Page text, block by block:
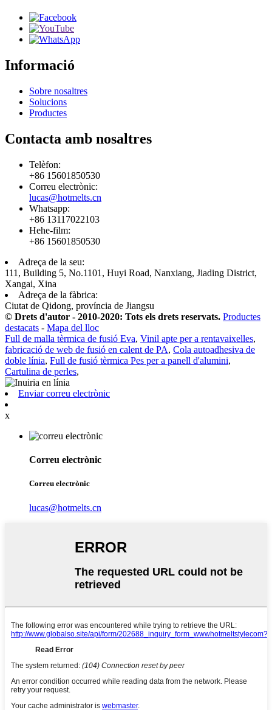
Informació
Sobre nosaltres
Solucions
Productes
Contacta amb nosaltres
Telèfon:
+86 15601850530
Correu electrònic:
lucas@hotmelts.cn
Whatsapp:
+86 13117022103
Hehe-film:
+86 15601850530
Adreça de la seu:
111, Building 5, No.1101, Huyi Road, Nanxiang, Jiading District,
Xangai, Xina
Adreça de la fàbrica:
Ciutat de Qidong, província de Jiangsu
© Drets d'autor - 2010-2020: Tots els drets reservats. Productes
destacats - Mapa del lloc
Full de malla tèrmica de fusió Eva, Vinil apte per a rentavaixelles,
fabricació de web de fusió en calent de PA, Cola autoadhesiva de
doble línia, Full de fusió tèrmica Pes per a panell d'alumini,
Cartulina de perles,
Enviar correu electrònic
x
Correu electrònic
Correu electrònic
lucas@hotmelts.cn